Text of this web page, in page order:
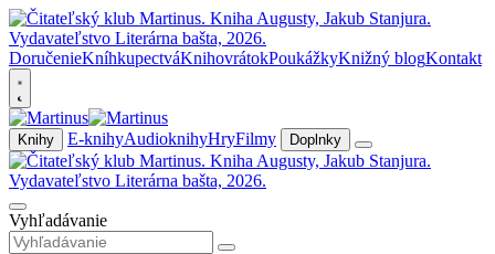
DoručenieKníhkupectváKnihovrátokPoukážkyKnižný blogKontakt
Knihy E-knihyAudioknihyHryFilmy Doplnky
Vyhľadávanie